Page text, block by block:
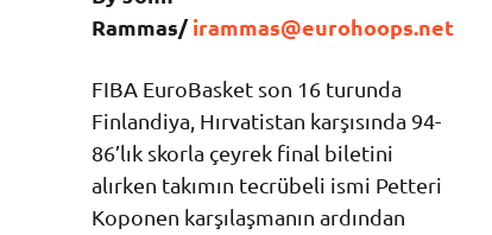
Rammas/irammas@eurohoops.net
FIBA EuroBasket son 16 turunda
Finlandiya, Hırvatistan karşısında 94-
86’lık skorla çeyrek final biletini
alırken takımın tecrübeli ismi Petteri
Koponen karşılaşmanın ardından